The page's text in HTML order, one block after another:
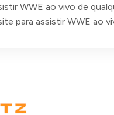
WWE ao vivo de
para assistir WWE ao